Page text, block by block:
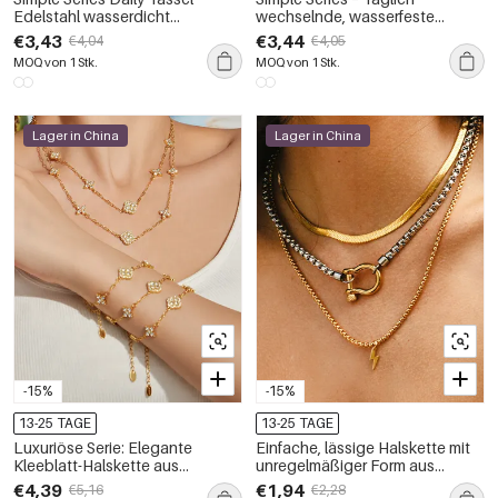
Edelstahl wasserdicht
goldfarbene Zirkonia-
Damenketten
€3,43 €4,04
MOQ von 1 Stk.
wechselnde, wasserfeste
Damen-Ketten aus Edelstahl in
Goldfarbe
€3,44 €4,05
MOQ von 1 Stk.
-15%
Lager in China
13-25 TAGE
Luxuriöse Serie: Elegante
Kleeblatt-Halskette aus
Edelstahl, wasserdicht,
€4,39 €5,16
-15%
Lager in China
13-25 TAGE
Einfache, lässige Halskette mit
unregelmäßiger Form aus
Edelstahl, wasserdicht,
€1,94 €2,28